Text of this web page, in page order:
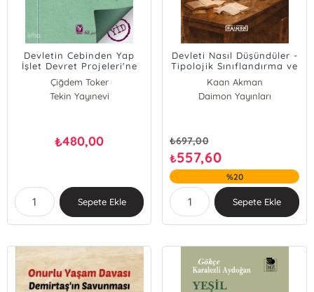
Devletin Cebinden Yap
İşlet Devret Projeleri'ne
Büyük Simbiyoz
Çiğdem Toker
Tekin Yayınevi
₺480,00
Sepete Ekle
Devleti Nasıl Düşündüler -
Tipolojik Sınıflandırma ve
Analiz
Kaan Akman
Daimon Yayınları
₺697,00
₺557,60
%20
Sepete Ekle